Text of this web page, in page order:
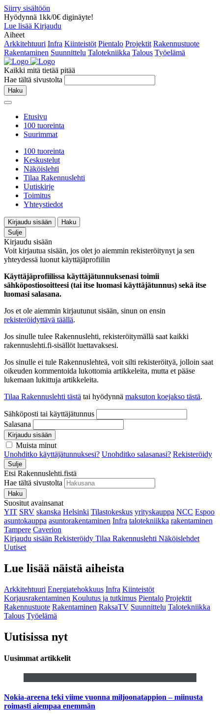
Siirry sisältöön
Hyödynnä 1kk/0€ diginäyte!
Lue lisää Kirjaudu
Aiheet
Arkkitehtuuri Infra Kiinteistöt Pientalo Projektit Rakennustuote
Rakentaminen Suunnittelu Talotekniikka Talous Työelämä
Kaikki mitä tietää pitää
Hae tältä sivustolta
Haku
Etusivu
100 tuoreinta
Suurimmat
100 tuoreinta
Keskustelut
Näköislehti
Tilaa Rakennuslehti
Uutiskirje
Toimitus
Yhteystiedot
Kirjaudu sisään
Haku
Sulje
Kirjaudu sisään
Voit kirjautua sisään, jos olet jo aiemmin rekisteröitynyt ja sen
yhteydessä luonut käyttäjäprofiilin
Käyttäjäprofiilissa käyttäjätunnuksenasi toimii
sähköpostiosoitteesi (tai itse luomasi käyttäjätunnus) sekä itse
luomasi salasana.
Jos et ole aiemmin kirjautunut sisään, sinun on ensin
rekisteröidyttävä täällä.
Jos sinulle tulee Rakennuslehti, rekisteröitymällä saat kaikki
rakennuslehti.fi-sisällöt luettavaksesi.
Jos sinulle ei tule Rakennuslehteä, voit silti rekisteröityä, jolloin saat
oikeuden kommentoida lukottomia artikkeleita, mutta et pääse
lukemaan lukittuja artikkeleita.
Tilaa Rakennuslehti tästä tai hyödynnä maksuton koejakso tästä.
Sähköposti tai käyttäjätunnus
Salasana
Kirjaudu sisään
Muista minut
Unohditko käyttäjätunnuksesi? Unohditko salasanasi? Rekisteröidy
Sulje
Etsi Rakennuslehti.fistä
Hae tältä sivustolta
Haku
Suositut avainsanat
YIT SRV skanska Helsinki Tilastokeskus yrityskauppa NCC Espoo
asuntokauppa asuntorakentaminen Infra talotekniikka rakentaminen
Tampere Caverion
Kirjaudu sisään Rekisteröidy Tilaa Rakennuslehti Näköislehdet
Uutiset
Lue lisää näistä aiheista
Arkkitehtuuri Energiatehokkuus Infra Kiinteistöt
Korjausrakentaminen Koulutus ja tutkimus Pientalo Projektit
Rakennustuote Rakentaminen RaksaTV Suunnittelu Talotekniikka
Talous Työelämä
Uutisissa nyt
Uusimmat artikkelit
Nokia-areena teki viime vuonna miljoonatappion – miinusta
roimasti aiempaa enemmän